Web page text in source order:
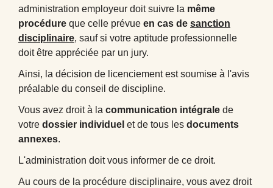
administration employeur doit suivre la même
procédure que celle prévue en cas de sanction
disciplinaire, sauf si votre aptitude professionnelle
doit être appréciée par un jury.
Ainsi, la décision de licenciement est soumise à l'avis
préalable du conseil de discipline.
Vous avez droit à la communication intégrale de
votre dossier individuel et de tous les documents
annexes.
L'administration doit vous informer de ce droit.
Au cours de la procédure disciplinaire, vous avez droit